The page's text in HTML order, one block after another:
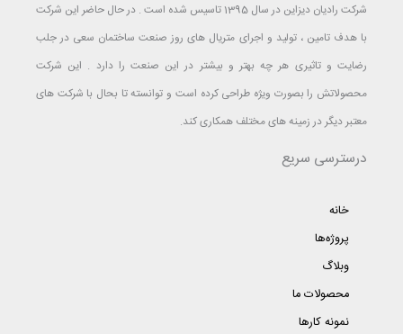
شرکت رادیان دیزاین در سال 1395 تاسیس شده است . در حال حاضر این شرکت
با هدف تامین ، تولید و اجرای متریال های روز صنعت ساختمان سعی در جلب
رضایت و تاثیری هر چه بهتر و بیشتر در این صنعت را دارد . این شرکت
محصولاتش را بصورت ویژه طراحی کرده است و توانسته تا بحال با شرکت های
معتبر دیگر در زمینه های مختلف همکاری کند.
درسترسی سریع
خانه
پروژه‌ها
وبلاگ
محصولات ما
نمونه کارها